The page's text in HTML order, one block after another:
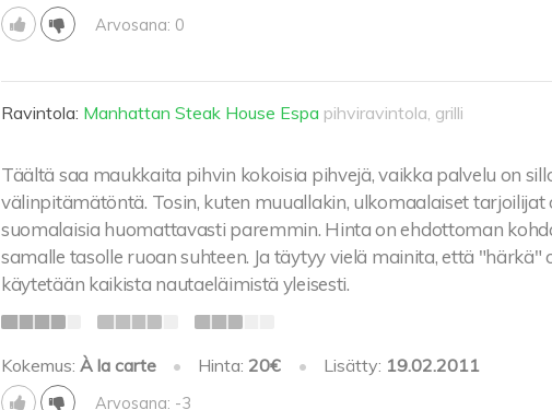
Arvosana: 0
Ravintola: Manhattan Steak House Espa pihviravintola, grilli
Täältä saa maukkaita pihvin kokoisia pihvejä, vaikka palvelu on
välinpitämätöntä. Tosin, kuten muuallakin, ulkomaalaiset
suomalaisia huomattavasti paremmin. Hinta on ehdottoman
samalle tasolle ruoan suhteen. Ja täytyy vielä mainita, että
käytetään kaikista nautaeläimistä yleisesti.
Kokemus: À la carte • Hinta: 20€ • Lisätty: 19.02.2011
Arvosana: -3